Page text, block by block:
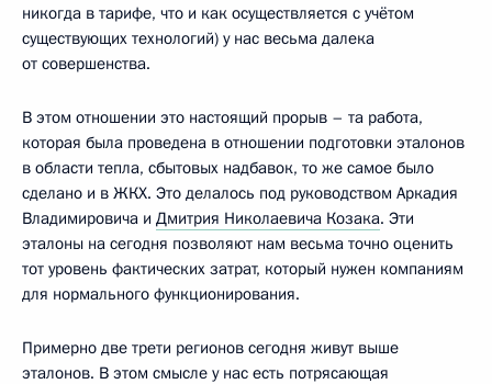
никогда в тарифе, что и как осуществляется с учётом
существующих технологий) у нас весьма далека
от совершенства.
В этом отношении это настоящий прорыв – та работа,
которая была проведена в отношении подготовки эталонов
в области тепла, сбытовых надбавок, то же самое было
сделано и в ЖКХ. Это делалось под руководством Аркадия
Владимировича и Дмитрия Николаевича Козака. Эти
эталоны на сегодня позволяют нам весьма точно оценить
тот уровень фактических затрат, который нужен компаниям
для нормального функционирования.
Примерно две трети регионов сегодня живут выше
эталонов. В этом смысле у нас есть потрясающая